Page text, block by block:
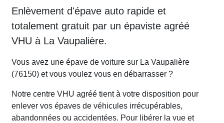
Enlèvement d'épave auto rapide et
totalement gratuit par un épaviste agréé
VHU à La Vaupalière.
Vous avez une épave de voiture sur La Vaupalière
(76150) et vous voulez vous en débarrasser ?
Notre centre VHU agréé tient à votre disposition pour
enlever vos épaves de véhicules irrécupérables,
abandonnées ou accidentées. Pour libérer la vue et